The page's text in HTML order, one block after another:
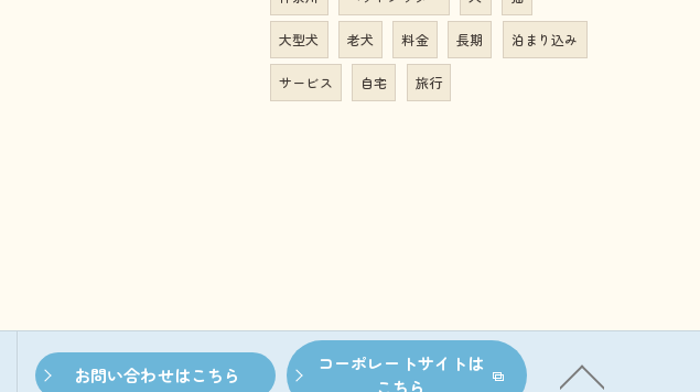
大型犬 老犬 料金 長期 泊まり込み
サービス 自宅 旅行
お問い合わせはこちら
コーポレートサイトは
こちら